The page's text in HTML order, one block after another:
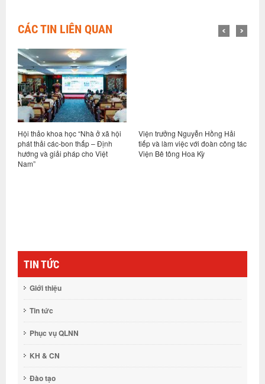
CÁC TIN LIÊN QUAN
Hội thảo khoa học “Nhà ở xã hội
phát thải các-bon thấp – Định
hướng và giải pháp cho Việt
Nam”
Viện trưởng Nguyễn Hồng Hải
tiếp và làm việc với đoàn công tác
Viện Bê tông Hoa Kỳ
TIN TỨC
Giới thiệu
Tin tức
Phục vụ QLNN
KH & CN
Đào tạo